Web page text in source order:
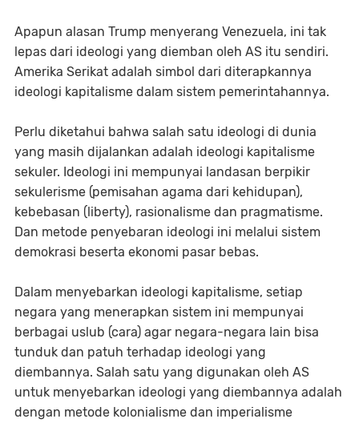
Apapun alasan Trump menyerang Venezuela, ini tak
lepas dari ideologi yang diemban oleh AS itu sendiri.
Amerika Serikat adalah simbol dari diterapkannya
ideologi kapitalisme dalam sistem pemerintahannya.
Perlu diketahui bahwa salah satu ideologi di dunia
yang masih dijalankan adalah ideologi kapitalisme
sekuler. Ideologi ini mempunyai landasan berpikir
sekulerisme (pemisahan agama dari kehidupan),
kebebasan (liberty), rasionalisme dan pragmatisme.
Dan metode penyebaran ideologi ini melalui sistem
demokrasi beserta ekonomi pasar bebas.
Dalam menyebarkan ideologi kapitalisme, setiap
negara yang menerapkan sistem ini mempunyai
berbagai uslub (cara) agar negara-negara lain bisa
tunduk dan patuh terhadap ideologi yang
diembannya. Salah satu yang digunakan oleh AS
untuk menyebarkan ideologi yang diembannya adalah
dengan metode kolonialisme dan imperialisme